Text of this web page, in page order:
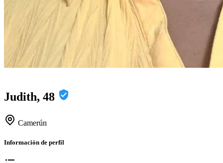
Judith, 48
Camerún
Información de perfil